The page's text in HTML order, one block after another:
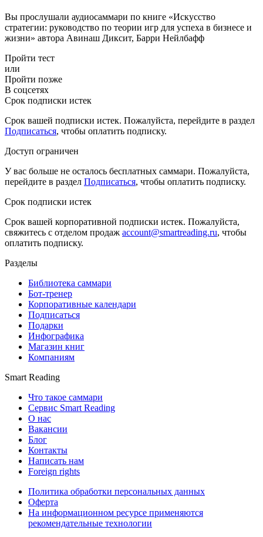
Вы прослушали аудиосаммари по книге «Искусство
стратегии: руководство по теории игр для успеха в бизнесе и
жизни» автора Авинаш Диксит, Барри Нейлбафф
Пройти тест
или
Пройти позже
В соцсетях
Срок подписки истек
Срок вашей подписки истек. Пожалуйста, перейдите в раздел
Подписаться, чтобы оплатить подписку.
Доступ ограничен
У вас больше не осталось бесплатных саммари. Пожалуйста,
перейдите в раздел Подписаться, чтобы оплатить подписку.
Срок подписки истек
Срок вашей корпоративной подписки истек. Пожалуйста,
свяжитесь с отделом продаж account@smartreading.ru, чтобы
оплатить подписку.
Разделы
Библиотека саммари
Бот-тренер
Корпоративные календари
Подписаться
Подарки
Инфографика
Магазин книг
Компаниям
Smart Reading
Что такое саммари
Сервис Smart Reading
О нас
Вакансии
Блог
Контакты
Написать нам
Foreign rights
Политика обработки персональных данных
Оферта
На информационном ресурсе применяются
рекомендательные технологии